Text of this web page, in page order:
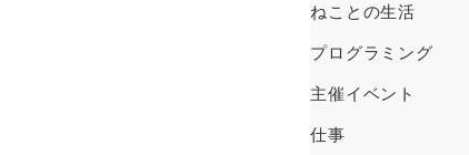
ねことの生活
プログラミング
主催イベント
仕事